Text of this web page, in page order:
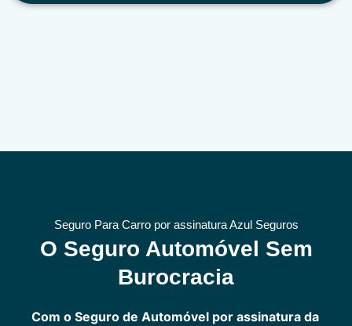
Seguro Para Carro por assinatura Azul Seguros
O Seguro Automóvel Sem
Burocracia
Com o Seguro de Automóvel por assinatura da